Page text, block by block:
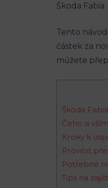
Škoda Fabia.
Tento
částek za
můžete
Škoda
Čeho si
Kroky k
Provést
Potřebné
Tips na